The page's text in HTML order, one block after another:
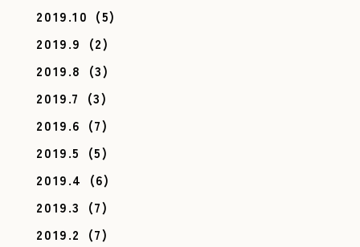
2019.10 (5)
2019.9 (2)
2019.8 (3)
2019.7 (3)
2019.6 (7)
2019.5 (5)
2019.4 (6)
2019.3 (7)
2019.2 (7)